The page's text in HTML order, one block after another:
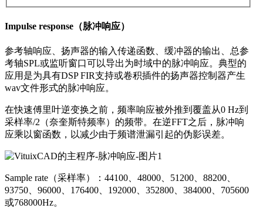
Impulse response（脉冲响应）
参考轴响应、扬声器的输入传递函数、缓冲器的输出、总参
考轴SPL或监听窗口可以导出为时域中的脉冲响应。典型的
应用是为具有DSP FIR支持或卷积插件的扬声器控制器产生
wav文件形式的脉冲响应。
在快速傅里叶逆变换之前，频率响应被外推到覆盖从0 Hz到
采样率/2（奈奎斯特频率）的频带。在逆FFT之后，脉冲响
应乘以窗函数，以减少由于频谱泄漏引起的伪影误差。
Sample rate（采样率）：44100、48000、51200、88200、
93750、96000、176400、192000、352800、384000、705600
或768000Hz。